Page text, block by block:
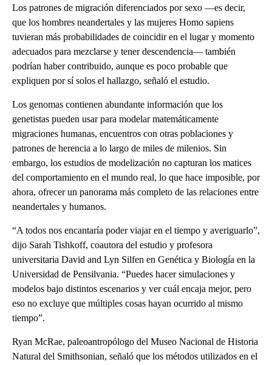
Los patrones de migración diferenciados por sexo —es decir,
que los hombres neandertales y las mujeres Homo sapiens
tuvieran más probabilidades de coincidir en el lugar y momento
adecuados para mezclarse y tener descendencia— también
podrían haber contribuido, aunque es poco probable que
expliquen por sí solos el hallazgo, señaló el estudio.
Los genomas contienen abundante información que los
genetistas pueden usar para modelar matemáticamente
migraciones humanas, encuentros con otras poblaciones y
patrones de herencia a lo largo de miles de milenios. Sin
embargo, los estudios de modelización no capturan los matices
del comportamiento en el mundo real, lo que hace imposible, por
ahora, ofrecer un panorama más completo de las relaciones entre
neandertales y humanos.
“A todos nos encantaría poder viajar en el tiempo y averiguarlo”,
dijo Sarah Tishkoff, coautora del estudio y profesora
universitaria David and Lyn Silfen en Genética y Biología en la
Universidad de Pensilvania. “Puedes hacer simulaciones y
modelos bajo distintos escenarios y ver cuál encaja mejor, pero
eso no excluye que múltiples cosas hayan ocurrido al mismo
tiempo”.
Ryan McRae, paleoantropólogo del Museo Nacional de Historia
Natural del Smithsonian, señaló que los métodos utilizados en el